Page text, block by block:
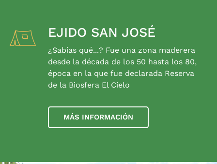
EJIDO SAN JOSÉ
¿Sabias qué...? Fue una zona maderera
desde la década de los 50 hasta los 80,
época en la que fue declarada Reserva
de la Biosfera El Cielo
MÁS INFORMACIÓN